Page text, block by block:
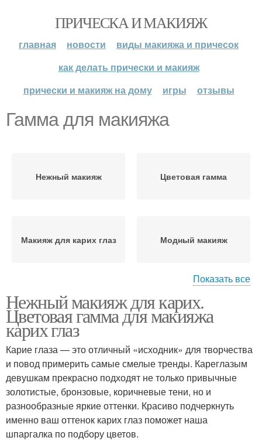
ПРИЧЕСКА И МАКИЯЖ
главная новости
виды макияжа и причесок
как делать прически и макияж
прически и макияж на дому
игры отзывы
Гамма для макияжа
Нежный макияж Цветовая гамма
Макияж для карих глаз Модный макияж
Макияж в тренде Нюдовый макияж
Макияж для зеленых
глаз
Макияж для голубых
глаз
Вечерний макияж
Показать все
Нежный макияж для карих.
Цветовая гамма для макияжа
карих глаз
Карие глаза — это отличный «исходник» для творчества
и повод примерить самые смелые тренды. Кареглазым
девушкам прекрасно подходят не только привычные
золотистые, бронзовые, коричневые тени, но и
разнообразные яркие оттенки. Красиво подчеркнуть
именно ваш оттенок карих глаз поможет наша
шпаргалка по подбору цветов.